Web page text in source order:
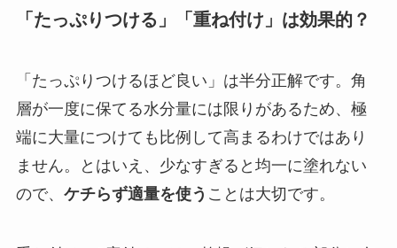
「たっぷりつける」「重ね付け」は効果的？
「たっぷりつけるほど良い」は半分正解です。角
層が一度に保てる水分量には限りがあるため、極
端に大量につけても比例して高まるわけではあり
ません。とはいえ、少なすぎると均一に塗れない
ので、 ケチらず適量を使う ことは大切です。